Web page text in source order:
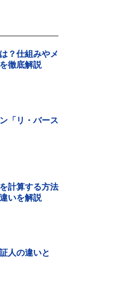
？仕組みやメ
徹底解説
「リ・バース
計算する方法
いを解説
人の違いと